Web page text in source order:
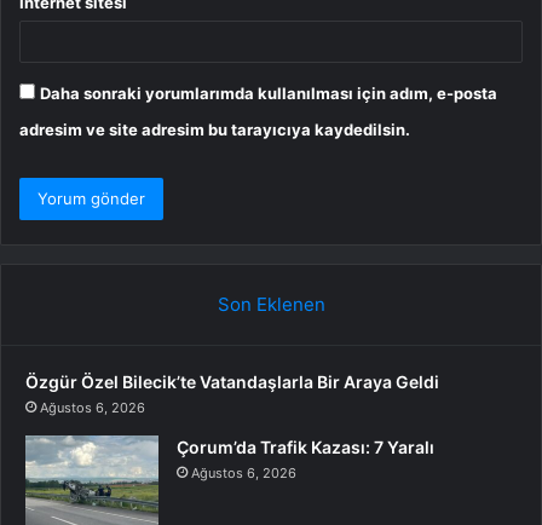
Daha sonraki yorumlarımda kullanılması için adım, e-posta
adresim ve site adresim bu tarayıcıya kaydedilsin.
Son Eklenen
Özgür Özel Bilecik’te Vatandaşlarla Bir Araya Geldi
Ağustos 6, 2026
Çorum’da Trafik Kazası: 7 Yaralı
Ağustos 6, 2026